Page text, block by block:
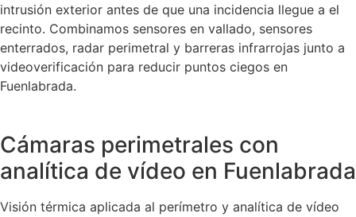
intrusión exterior antes de que una incidencia llegue a el
recinto. Combinamos sensores en vallado, sensores
enterrados, radar perimetral y barreras infrarrojas junto a
videoverificación para reducir puntos ciegos en
Fuenlabrada.
Cámaras perimetrales con
analítica de vídeo en Fuenlabrada
Visión térmica aplicada al perímetro y analítica de vídeo